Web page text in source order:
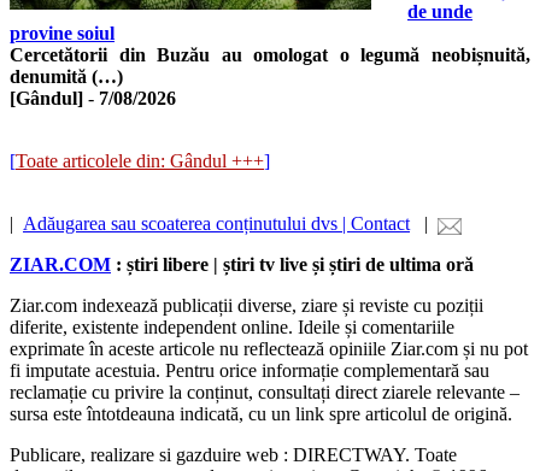
de unde
provine soiul
Cercetătorii din Buzău au omologat o legumă neobișnuită,
denumită (…)
[Gândul] - 7/08/2026
[Toate articolele din: Gândul +++]
| Adăugarea sau scoaterea conținutului dvs | Contact |
ZIAR.COM : știri libere | știri tv live și știri de ultima oră
Ziar.com indexează publicații diverse, ziare și reviste cu poziții
diferite, existente independent online. Ideile și comentariile
exprimate în aceste articole nu reflectează opiniile Ziar.com și nu pot
fi imputate acestuia. Pentru orice informație complementară sau
reclamație cu privire la conținut, consultați direct ziarele relevante –
sursa este întotdeauna indicată, cu un link spre articolul de origină.
Publicare, realizare si gazduire web : DIRECTWAY. Toate